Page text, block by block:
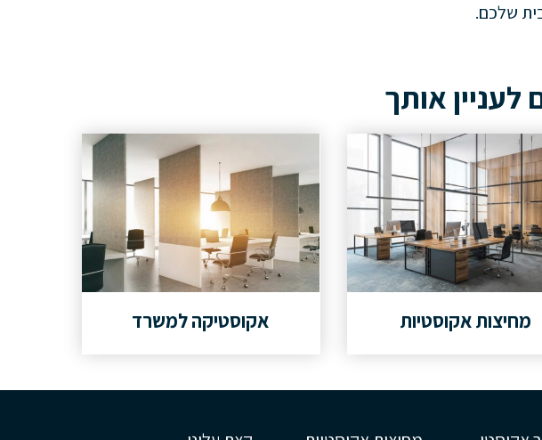
שלכם.
לעניין אותך
מחיצות אקוסטיות אקוסטיקה למשרד